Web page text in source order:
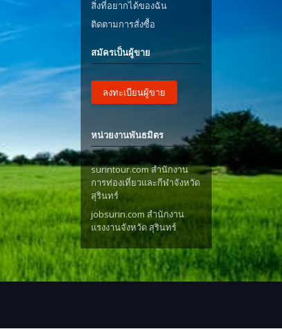
สิ่งที่อยากได้ของฉัน
ติดตามการสั่งซื้อ
สมัครเป็นผู้ขาย
ลงทะเบียนผู้ขาย
หน่วยงานพันธมิตร
surintour.com สำนักงาน
การท่องเที่ยวและกีฬาจังหวัด
สุรินทร์
jobsurin.com สำนักงาน
แรงงานจังหวัด สุรินทร์